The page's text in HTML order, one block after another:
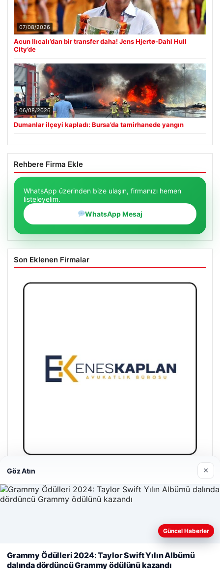
07/08/2026
Acun Ilıcalı’dan bir transfer daha! Jens Hjertø-Dahl Hull
City’de
06/08/2026
Dumanlar ilçeyi kapladı: Bursa’da tamirhanede yangın
Rehbere Firma Ekle
WhatsApp üzerinden bize ulaşın, firmanızı hemen
listeleyelim.
WhatsApp Mesaj
Son Eklenen Firmalar
Enes Kaplan Avukatlık Bürosu
28/04/2026
© 2026 Haber Köy – Güncel Haberler
Web sitemizi nasıl kullandığınızı daha iyi anlayabilmek,
kullanıyoruz.Çerez Politikamız
Göz Atın ×
Güncel Haberler
Grammy Ödülleri 2024: Taylor Swift Yılın Albümü
dalında dördüncü Grammy ödülünü kazandı